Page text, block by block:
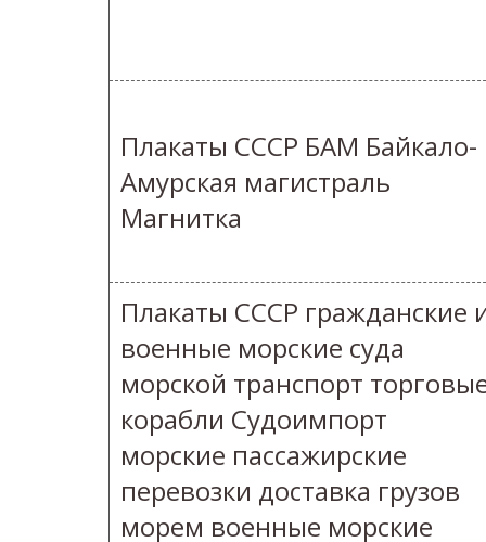
Плакаты СССР БАМ Байкало-
Амурская магистраль
Магнитка
Плакаты СССР гражданские
военные морские суда
морской транспорт
корабли Судоимпорт
морские пассажирские
перевозки доставка грузов
морем военные морские